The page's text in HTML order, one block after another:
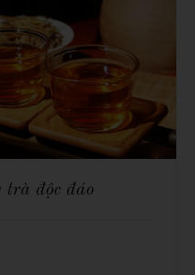
trà độc đáo